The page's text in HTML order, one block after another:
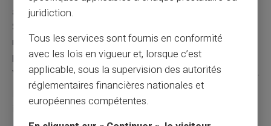
automatiques selon ses revenus facilite la gestion.
Surveiller régulièrement le solde disponible prévient les
refus de paiement. Card Veritas envoie des notifications
pour informer des mouvements sur le compte. Cette
vigilance maintient une capacité de paiement constante.
Pour découvrir toutes les solutions de paiement pour
interdits bancaires, consultez notre page spécialisée :
juridiction.
Tous les services sont fournis en conformité
avec les lois en vigueur et, lorsque c’est
applicable, sous la supervision des autorités
réglementaires financières nationales et
européennes compétentes.